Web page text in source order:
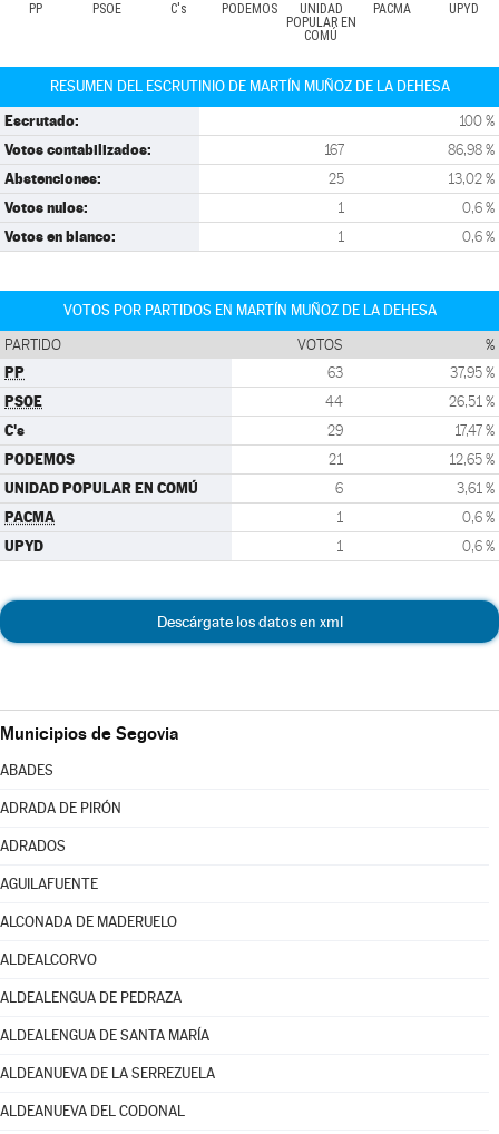
PP PSOE C's PODEMOS
UNIDAD
POPULAR EN
COMÚ
PACMA UPYD
RESUMEN DEL ESCRUTINIO DE MARTÍN MUÑOZ DE LA DEHESA
Escrutado: 100 %
Votos contabilizados: 167 86,98 %
Abstenciones: 25 13,02 %
Votos nulos: 1 0,6 %
Votos en blanco: 1 0,6 %
VOTOS POR PARTIDOS EN MARTÍN MUÑOZ DE LA DEHESA
PARTIDO VOTOS %
PP 63 37,95 %
PSOE 44 26,51 %
C's 29 17,47 %
PODEMOS 21 12,65 %
UNIDAD POPULAR EN COMÚ 6 3,61 %
PACMA 1 0,6 %
UPYD 1 0,6 %
Descárgate los datos en xml
Municipios de Segovia
ABADES
ADRADA DE PIRÓN
ADRADOS
AGUILAFUENTE
ALCONADA DE MADERUELO
ALDEALCORVO
ALDEALENGUA DE PEDRAZA
ALDEALENGUA DE SANTA MARÍA
ALDEANUEVA DE LA SERREZUELA
ALDEANUEVA DEL CODONAL